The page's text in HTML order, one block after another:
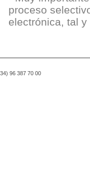
proceso
electrónica, tal
96 387 70 00